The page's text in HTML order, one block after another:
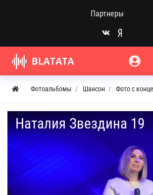
Партнеры
Фотоальбомы Шансон Фото с
Наталия Звездина 19